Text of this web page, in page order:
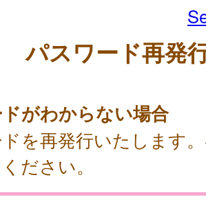
パスワード再発
がわからない場合
を再発行いたします
ださい。